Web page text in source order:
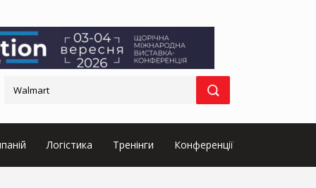
Логістика Тренінги Конференції